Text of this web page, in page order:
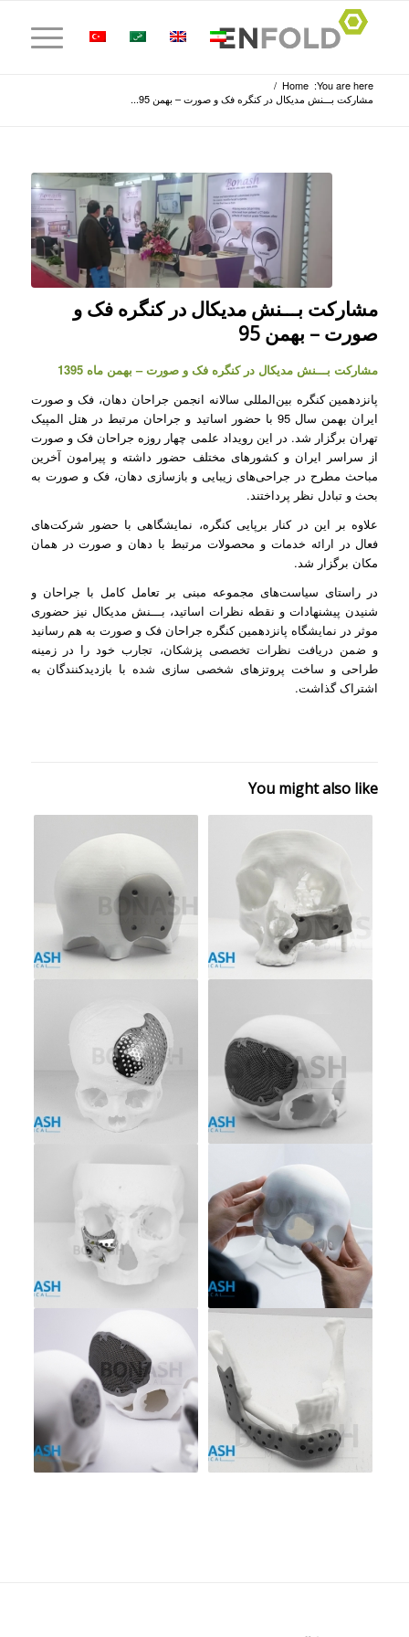
You are here:
Home
/
مشارکت بـــنش مدیکال در کنگره فک و صورت – بهمن 95...
مشارکت بـــنش مدیکال در کنگره فک و
صورت – بهمن 95
مشارکت بـــنش مدیکال در کنگره فک و صورت – بهمن ماه 1395
پانزدهمین کنگره بین‌المللی سالانه انجمن جراحان دهان، فک و صورت
ایران بهمن سال 95 با حضور اساتید و جراحان مرتبط در هتل المپیک
تهران برگزار شد. در این رویداد علمی چهار روزه جراحان فک و صورت
از سراسر ایران و کشورهای مختلف حضور داشته و پیرامون آخرین
مباحث مطرح در جراحی‌های زیبایی و بازسازی دهان، فک و صورت به
بحث و تبادل نظر پرداختند.
علاوه بر این در کنار برپایی کنگره، نمایشگاهی با حضور شرکت‌های
فعال در ارائه خدمات و محصولات مرتبط با دهان و صورت در همان
مکان برگزار شد.
در راستای سیاست‌های مجموعه مبنی بر تعامل کامل با جراحان و
شنیدن پیشنهادات و نقطه نظرات اساتید، بـــنش مدیکال نیز حضوری
موثر در نمایشگاه پانزدهمین کنگره جراحان فک و صورت به هم رسانید
و ضمن دریافت نظرات تخصصی پزشکان، تجارب خود را در زمینه
طراحی و ساخت پروتزهای شخصی سازی شده با بازدیدکنندگان به
اشتراک گذاشت.
You might also like